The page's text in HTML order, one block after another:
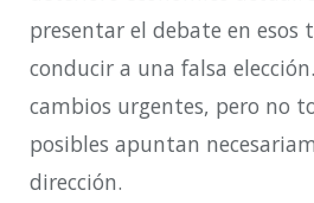
presentar el debate en esos
conducir a una falsa
cambios urgentes, pero no
posibles apuntan
dirección.